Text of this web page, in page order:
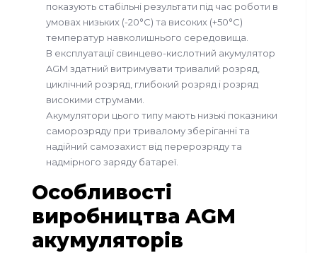
показують стабільні результати під час роботи в
умовах низьких (-20°С) та високих (+50°С)
температур навколишнього середовища.
В експлуатації свинцево-кислотний акумулятор
AGM здатний витримувати тривалий розряд,
циклічний розряд, глибокий розряд і розряд
високими струмами.
Акумулятори цього типу мають низькі показники
саморозряду при тривалому зберіганні та
надійний самозахист від перерозряду та
надмірного заряду батареї.
Особливості
виробництва AGM
акумуляторів